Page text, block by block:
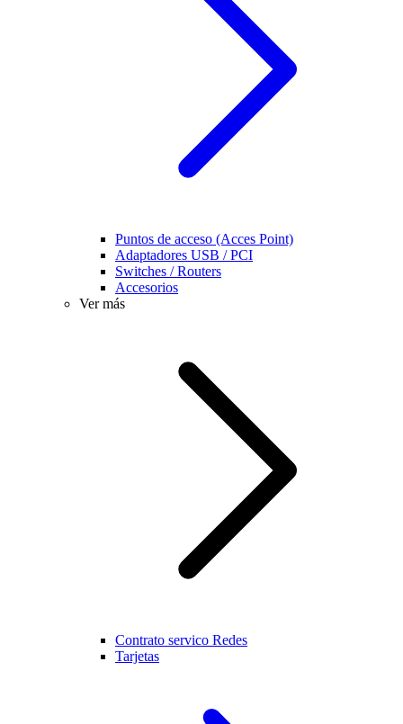
Puntos de acceso (Acces Point)
Adaptadores USB / PCI
Switches / Routers
Accesorios
Ver más
Contrato servico Redes
Tarjetas